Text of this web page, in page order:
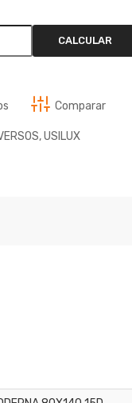
CALCULAR
Comparar
,USILUX